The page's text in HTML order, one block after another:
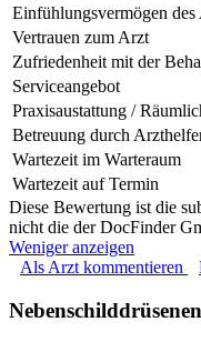
Einfühlungsvermögen des
Vertrauen zum Arzt
Zufriedenheit mit der
Serviceangebot
Praxisaustattung /
Betreuung durch
Wartezeit im Warteraum
Wartezeit auf Termin
Diese Bewertung ist die
nicht die der DocFinder
Weniger anzeigen
Als Arzt kommentieren